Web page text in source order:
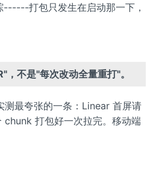
打包只发生在启动那一下，
不是"每次改动全量重打"。
测最夸张的一条：Linear 首屏请
打包好一次拉完。移动端